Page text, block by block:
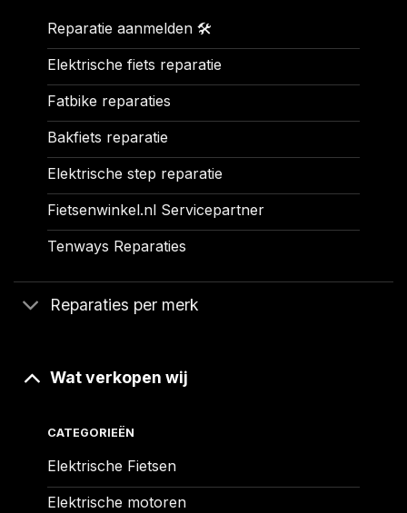
Reparatie aanmelden 🛠️
Elektrische fiets reparatie
Fatbike reparaties
Bakfiets reparatie
Elektrische step reparatie
Fietsenwinkel.nl Servicepartner
Tenways Reparaties
Reparaties per merk
Wat verkopen wij
CATEGORIEËN
Elektrische Fietsen
Elektrische motoren